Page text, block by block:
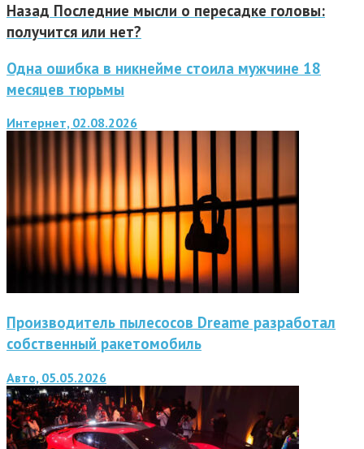
Назад Последние мысли о пересадке головы:
получится или нет?
Одна ошибка в никнейме стоила мужчине 18
месяцев тюрьмы
Интернет, 02.08.2026
Производитель пылесосов Dreame разработал
собственный ракетомобиль
Авто, 05.05.2026